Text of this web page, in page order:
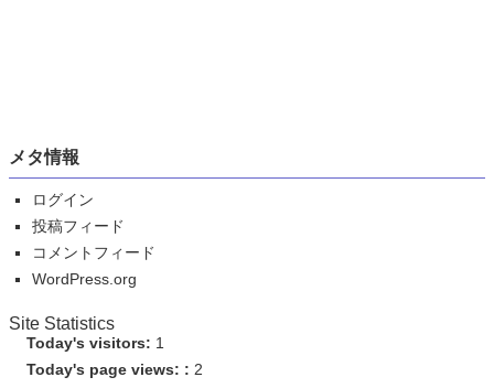
メタ情報
ログイン
投稿フィード
コメントフィード
WordPress.org
Site Statistics
Today's visitors: 1
Today's page views: : 2